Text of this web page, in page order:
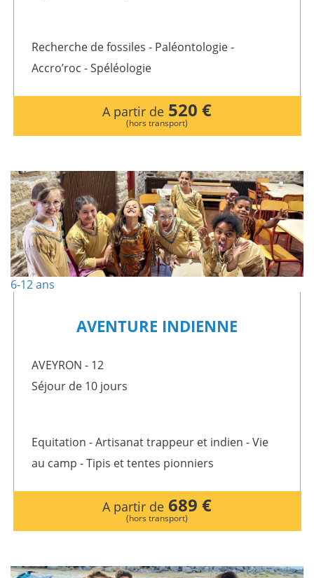
Recherche de fossiles - Paléontologie -
Accro’roc - Spéléologie
A partir de 520 €
(hors transport)
6-12 ans
AVENTURE INDIENNE
AVEYRON - 12
Séjour de 10 jours
Equitation - Artisanat trappeur et indien - Vie
au camp - Tipis et tentes pionniers
A partir de 689 €
(hors transport)